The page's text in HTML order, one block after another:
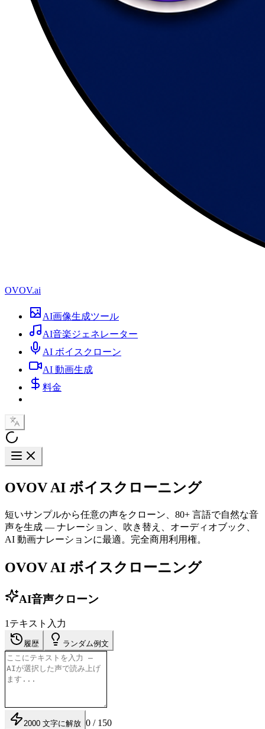
OVOV.ai
AI画像生成ツール
AI音楽ジェネレーター
AI ボイスクローン
AI 動画生成
料金
OVOV AI ボイスクローニング
短いサンプルから任意の声をクローン、80+ 言語で自然な音
声を生成 — ナレーション、吹き替え、オーディオブック、
AI 動画ナレーションに最適。完全商用利用権。
OVOV AI ボイスクローニング
AI音声クローン
1 テキスト入力
履歴 ランダム例文
2000 文字に解放 0 / 150